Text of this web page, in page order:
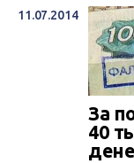
11.07.2014
За
40